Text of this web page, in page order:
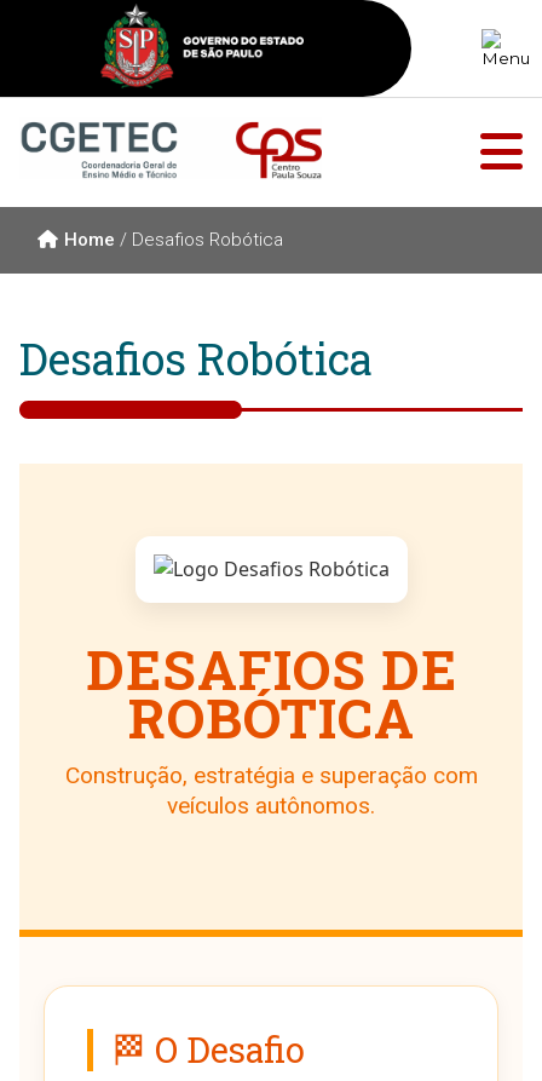
Home / Desafios Robótica
Desafios Robótica
DESAFIOS DE
ROBÓTICA
Construção, estratégia e superação com
veículos autônomos.
🏁 O Desafio